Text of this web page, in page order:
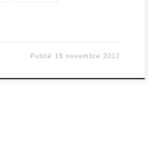
Publié 18 novembre 2017